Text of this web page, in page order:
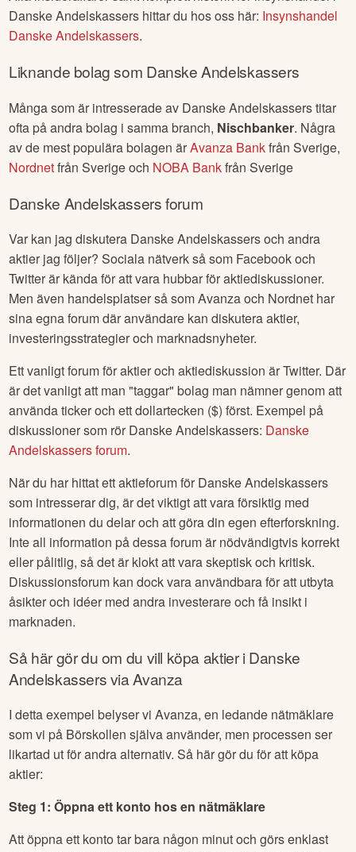
Insynshandel iDanske Andelskassers
Danske Andelskassershittar du hos oss här:Insynshandel
Liknande bolag somDanske Andelskassers
Många som är intresserade avDanske Andelskassers
av de mest populära bolagen ärAvanza Bank
Danske Andelskassersforum
Var kan jag diskuteraDanske Andelskassersoch andra
aktier jag följer? Sociala nätverk så som Facebook och
Twitter är kända för att vara hubbar för aktiediskussioner.
sina egna forum där användare kan diskutera aktier,
investeringsstrategier och marknadsnyheter.
Ett vanligt forum för aktier och aktiediskussion är Twitter. Där
är det vanligt att man "taggar" bolag man nämner genom att
diskussioner som rörDanske Andelskassers:Danske
Andelskassersforum.
När du har hittat ett aktieforum förDanske Andelskassers
som intresserar dig, är det viktigt att vara försiktig med
informationen du delar och att göra din egen efterforskning.
Inte all information på dessa forum är nödvändigtvis korrekt
eller pålitlig, så det är klokt att vara skeptisk och kritisk.
åsikter och idéer med andra investerare och få insikt i
marknaden.
Så här gör du om du vill köpa aktier iDanske
Andelskassersvia Avanza
I detta exempel belyser vi Avanza, en ledande nätmäklare
likartad ut för andra alternativ. Så här gör du för att köpa